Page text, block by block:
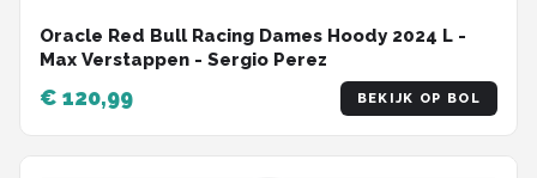
Oracle Red Bull Racing Dames Hoody 2024 L -
Max Verstappen - Sergio Perez
€ 120,99 BEKIJK OP BOL